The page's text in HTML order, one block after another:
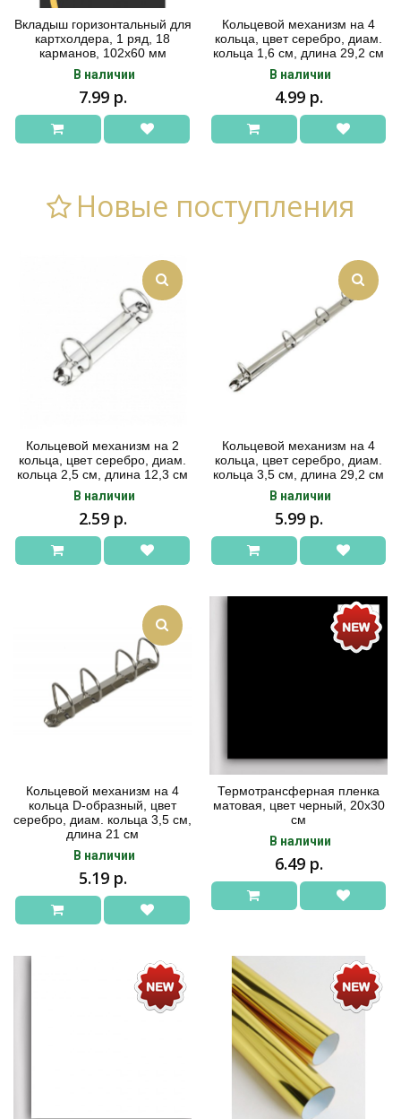
Вкладыш горизонтальный для
картхолдера, 1 ряд, 18
карманов, 102х60 мм
В наличии
7.99 р.
Кольцевой механизм на 4
кольца, цвет серебро, диам.
кольца 1,6 см, длина 29,2 см
В наличии
4.99 р.
Новые поступления
Кольцевой механизм на 2
кольца, цвет серебро, диам.
кольца 2,5 см, длина 12,3 см
В наличии
2.59 р.
Кольцевой механизм на 4
кольца, цвет серебро, диам.
кольца 3,5 см, длина 29,2 см
В наличии
5.99 р.
Кольцевой механизм на 4
кольца D-образный, цвет
серебро, диам. кольца 3,5 см,
длина 21 см
В наличии
5.19 р.
Термотрансферная пленка
матовая, цвет черный, 20х30
см
В наличии
6.49 р.